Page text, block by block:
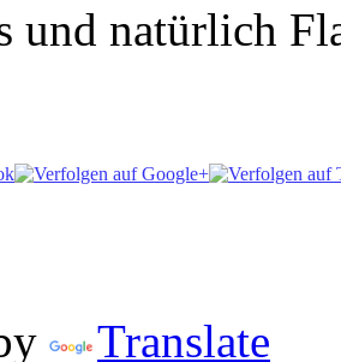
und natürlich
Translate